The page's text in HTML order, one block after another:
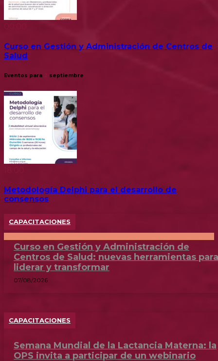
Curso en Gestión y Administración de Centros de
Salud
Eventos para septiembre
Metodología Delphi para el desarrollo de
consensos
CAPACITACIONES
Curso en Gestión y Administración de
Centros de Salud: nuevas herramientas para
liderar y transformar
07/08/2026
CAPACITACIONES
Semana Mundial de la Lactancia Materna: la
OPS invita a participar de un webinario